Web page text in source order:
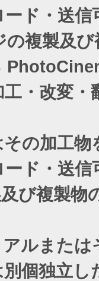
ド・送信
複製及び
・改変
の加工物
ド・送信
び複製物
または
個独立